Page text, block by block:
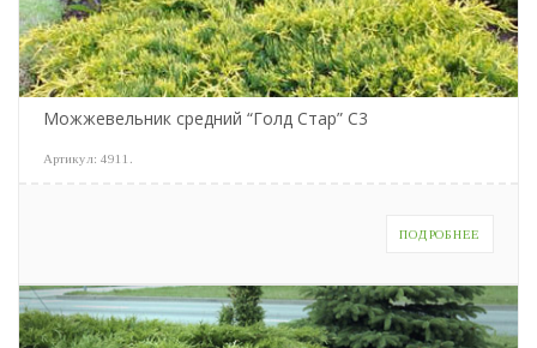
Можжевельник средний “Голд Стар” С3
Артикул: 4911
ПОДРОБНЕЕ